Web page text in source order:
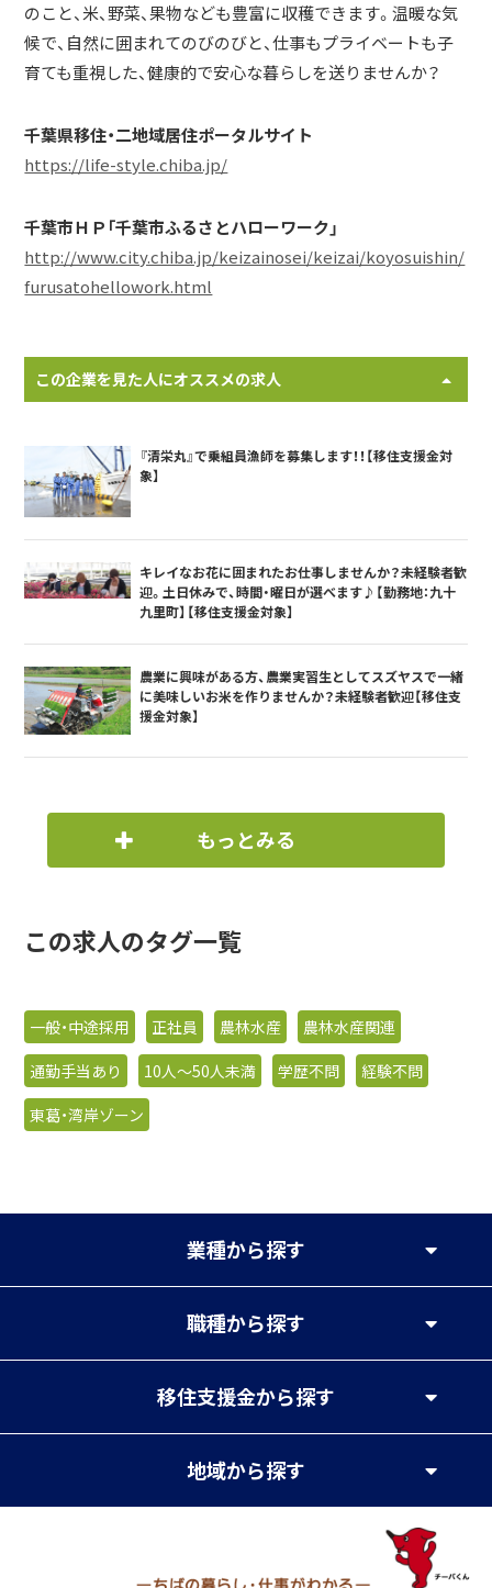
のこと、米、野菜、果物なども豊富に収穫できます。温暖な気
候で、自然に囲まれてのびのびと、仕事もプライベートも子
育ても重視した、健康的で安心な暮らしを送りませんか？
千葉県移住・二地域居住ポータルサイト
https://life-style.chiba.jp/
千葉市ＨＰ「千葉市ふるさとハローワーク」
http://www.city.chiba.jp/keizainosei/keizai/koyosuishin/
furusatohellowork.html
この企業を見た人にオススメの求人
『清栄丸』で乗組員漁師を募集します！！【移住支援金対
象】
キレイなお花に囲まれたお仕事しませんか？未経験者歓
迎。土日休みで、時間・曜日が選べます♪【勤務地：九十
九里町】【移住支援金対象】
農業に興味がある方、農業実習生としてスズヤスで一緒
に美味しいお米を作りませんか？未経験者歓迎【移住支
援金対象】
もっとみる
この求人のタグ一覧
一般・中途採用 正社員 農林水産
農林水産関連
通勤手当あり
10人〜50人未満 学歴不問
経験不問
東葛・湾岸ゾーン
業種から探す
職種から探す
移住支援金から探す
地域から探す